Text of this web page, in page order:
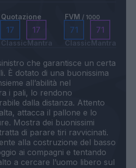
Quotazione
17
Classic
17
Mantra
FVM / 1000
71
Classic
71
Mantra
che garantisce un certa
È dotato di una buonissima
all’abilità nel
i pali, lo rendono
dalla distanza. Attento
attacca il pallone e lo
Mostra dei buonissimi
di parare tiri ravvicinati.
alla costruzione del basso
ai compagni e tentando
a cercare l’uomo libero sul